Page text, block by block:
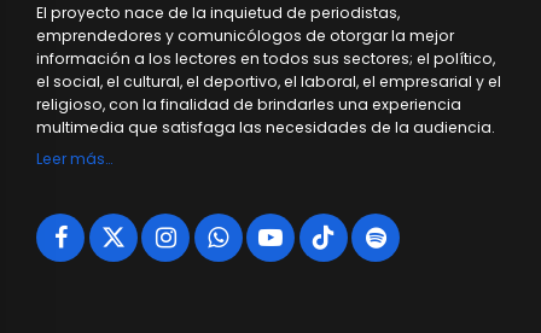
El proyecto nace de la inquietud de periodistas,
emprendedores y comunicólogos de otorgar la mejor
información a los lectores en todos sus sectores; el político,
el social, el cultural, el deportivo, el laboral, el empresarial y el
religioso, con la finalidad de brindarles una experiencia
multimedia que satisfaga las necesidades de la audiencia.
Leer más…